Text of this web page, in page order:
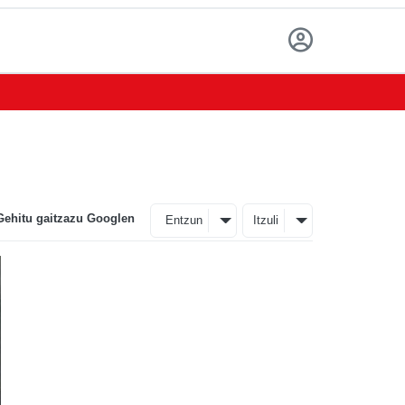
gaitzazu Googlen Entzun Itzuli